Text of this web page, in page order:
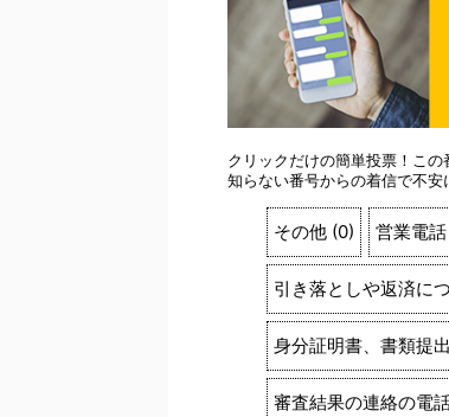
クリックだけの簡単投票！こ
知らない番号からの着信で不安
その他 (0) 営業電話
引き落としや返済に
身分証明書、書類提
審査結果の連絡の電